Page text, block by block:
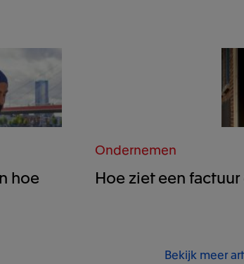
hoe
Ondernemen
Hoe ziet een
Bekijk meer